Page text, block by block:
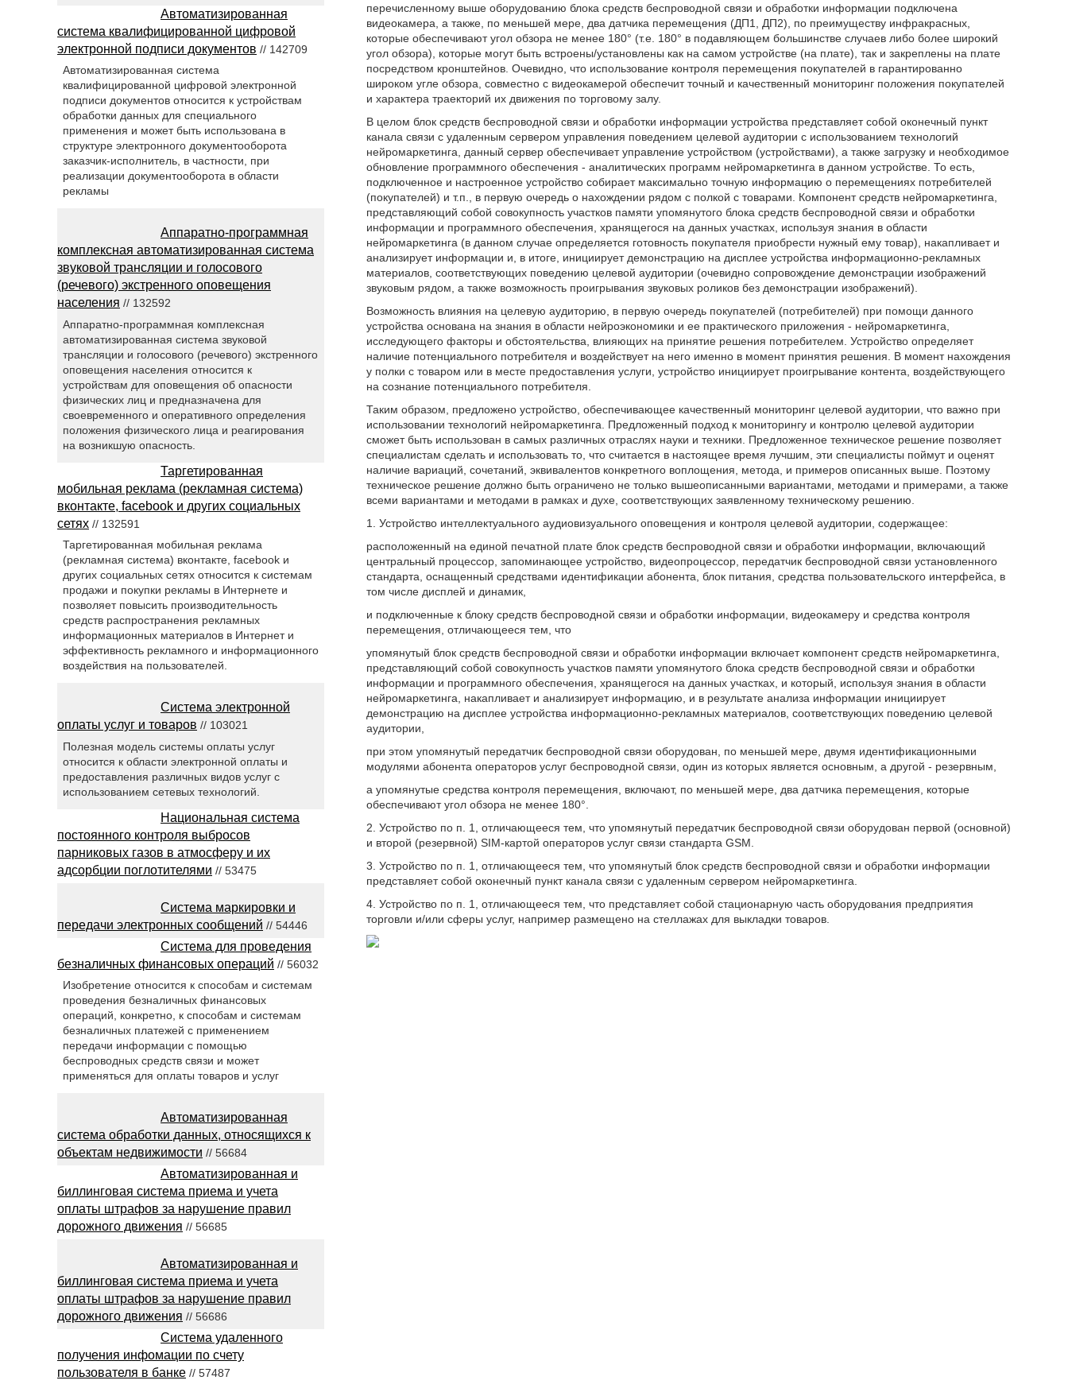
перечисленному выше оборудованию блока средств беспроводной связи и обработки информации подключена
видеокамера, а также, по меньшей мере, два датчика перемещения (ДП1, ДП2), по преимуществу инфракрасных,
которые обеспечивают угол обзора не менее 180° (т.е. 180° в подавляющем большинстве случаев либо более широкий
угол обзора), которые могут быть встроены/установлены как на самом устройстве (на плате), так и закреплены на плате
посредством кронштейнов. Очевидно, что использование контроля перемещения покупателей в гарантированно
широком угле обзора, совместно с видеокамерой обеспечит точный и качественный мониторинг положения покупателей
и характера траекторий их движения по торговому залу.
В целом блок средств беспроводной связи и обработки информации устройства представляет собой оконечный пункт
канала связи с удаленным сервером управления поведением целевой аудитории с использованием технологий
нейромаркетинга, данный сервер обеспечивает управление устройством (устройствами), а также загрузку и необходимое
обновление программного обеспечения - аналитических программ нейромаркетинга в данном устройстве. То есть,
подключенное и настроенное устройство собирает максимально точную информацию о перемещениях потребителей
(покупателей) и т.п., в первую очередь о нахождении рядом с полкой с товарами. Компонент средств нейромаркетинга,
представляющий собой совокупность участков памяти упомянутого блока средств беспроводной связи и обработки
информации и программного обеспечения, хранящегося на данных участках, используя знания в области
нейромаркетинга (в данном случае определяется готовность покупателя приобрести нужный ему товар), накапливает и
анализирует информации и, в итоге, инициирует демонстрацию на дисплее устройства информационно-рекламных
материалов, соответствующих поведению целевой аудитории (очевидно сопровождение демонстрации изображений
звуковым рядом, а также возможность проигрывания звуковых роликов без демонстрации изображений).
Возможность влияния на целевую аудиторию, в первую очередь покупателей (потребителей) при помощи данного
устройства основана на знания в области нейроэкономики и ее практического приложения - нейромаркетинга,
исследующего факторы и обстоятельства, влияющих на принятие решения потребителем. Устройство определяет
наличие потенциального потребителя и воздействует на него именно в момент принятия решения. В момент нахождения
у полки с товаром или в месте предоставления услуги, устройство инициирует проигрывание контента, воздействующего
на сознание потенциального потребителя.
Таким образом, предложено устройство, обеспечивающее качественный мониторинг целевой аудитории, что важно при
использовании технологий нейромаркетинга. Предложенный подход к мониторингу и контролю целевой аудитории
сможет быть использован в самых различных отраслях науки и техники. Предложенное техническое решение позволяет
специалистам сделать и использовать то, что считается в настоящее время лучшим, эти специалисты поймут и оценят
наличие вариаций, сочетаний, эквивалентов конкретного воплощения, метода, и примеров описанных выше. Поэтому
техническое решение должно быть ограничено не только вышеописанными вариантами, методами и примерами, а также
всеми вариантами и методами в рамках и духе, соответствующих заявленному техническому решению.
1. Устройство интеллектуального аудиовизуального оповещения и контроля целевой аудитории, содержащее:
расположенный на единой печатной плате блок средств беспроводной связи и обработки информации, включающий
центральный процессор, запоминающее устройство, видеопроцессор, передатчик беспроводной связи установленного
стандарта, оснащенный средствами идентификации абонента, блок питания, средства пользовательского интерфейса, в
том числе дисплей и динамик,
и подключенные к блоку средств беспроводной связи и обработки информации, видеокамеру и средства контроля
перемещения, отличающееся тем, что
упомянутый блок средств беспроводной связи и обработки информации включает компонент средств нейромаркетинга,
представляющий собой совокупность участков памяти упомянутого блока средств беспроводной связи и обработки
информации и программного обеспечения, хранящегося на данных участках, и который, используя знания в области
нейромаркетинга, накапливает и анализирует информацию, и в результате анализа информации инициирует
демонстрацию на дисплее устройства информационно-рекламных материалов, соответствующих поведению целевой
аудитории,
при этом упомянутый передатчик беспроводной связи оборудован, по меньшей мере, двумя идентификационными
модулями абонента операторов услуг беспроводной связи, один из которых является основным, а другой - резервным,
а упомянутые средства контроля перемещения, включают, по меньшей мере, два датчика перемещения, которые
обеспечивают угол обзора не менее 180°.
2. Устройство по п. 1, отличающееся тем, что упомянутый передатчик беспроводной связи оборудован первой (основной)
и второй (резервной) SIM-картой операторов услуг связи стандарта GSM.
3. Устройство по п. 1, отличающееся тем, что упомянутый блок средств беспроводной связи и обработки информации
представляет собой оконечный пункт канала связи с удаленным сервером нейромаркетинга.
4. Устройство по п. 1, отличающееся тем, что представляет собой стационарную часть оборудования предприятия
торговли и/или сферы услуг, например размещено на стеллажах для выкладки товаров.
Автоматизированная
система квалифицированной цифровой
электронной подписи документов // 142709
Автоматизированная система
квалифицированной цифровой электронной
подписи документов относится к устройствам
обработки данных для специального
применения и может быть использована в
структуре электронного документооборота
заказчик-исполнитель, в частности, при
реализации документооборота в области
рекламы
Аппаратно-программная
комплексная автоматизированная система
звуковой трансляции и голосового
(речевого) экстренного оповещения
населения // 132592
Аппаратно-программная комплексная
автоматизированная система звуковой
трансляции и голосового (речевого) экстренного
оповещения населения относится к
устройствам для оповещения об опасности
физических лиц и предназначена для
своевременного и оперативного определения
положения физического лица и реагирования
на возникшую опасность.
Таргетированная
мобильная реклама (рекламная система)
вконтакте, facebook и других социальных
сетях // 132591
Таргетированная мобильная реклама
(рекламная система) вконтакте, facebook и
других социальных сетях относится к системам
продажи и покупки рекламы в Интернете и
позволяет повысить производительность
средств распространения рекламных
информационных материалов в Интернет и
эффективность рекламного и информационного
воздействия на пользователей.
Система электронной
оплаты услуг и товаров // 103021
Полезная модель системы оплаты услуг
относится к области электронной оплаты и
предоставления различных видов услуг с
использованием сетевых технологий.
Национальная система
постоянного контроля выбросов
парниковых газов в атмосферу и их
адсорбции поглотителями // 53475
Система маркировки и
передачи электронных сообщений // 54446
Система для проведения
безналичных финансовых операций // 56032
Изобретение относится к способам и системам
проведения безналичных финансовых
операций, конкретно, к способам и системам
безналичных платежей с применением
передачи информации с помощью
беспроводных средств связи и может
применяться для оплаты товаров и услуг
Автоматизированная
система обработки данных, относящихся к
объектам недвижимости // 56684
Автоматизированная и
биллинговая система приема и учета
оплаты штрафов за нарушение правил
дорожного движения // 56685
Автоматизированная и
биллинговая система приема и учета
оплаты штрафов за нарушение правил
дорожного движения // 56686
Система удаленного
получения инфомации по счету
пользователя в банке // 57487